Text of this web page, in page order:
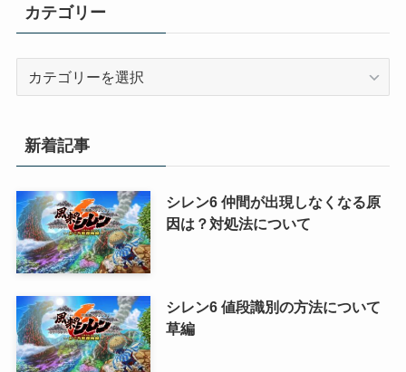
カテゴリー
リ
ー
新着記事
シレン6 仲間が出現しなくなる原
因は？対処法について
シレン6 値段識別の方法について
草編